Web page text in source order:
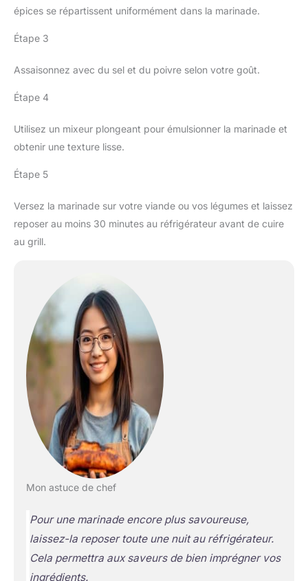
épices se répartissent uniformément dans la marinade.
Étape 3
Assaisonnez avec du sel et du poivre selon votre goût.
Étape 4
Utilisez un mixeur plongeant pour émulsionner la marinade et
obtenir une texture lisse.
Étape 5
Versez la marinade sur votre viande ou vos légumes et laissez
reposer au moins 30 minutes au réfrigérateur avant de cuire
au grill.
Mon astuce de chef
Pour une marinade encore plus savoureuse,
laissez-la reposer toute une nuit au réfrigérateur.
Cela permettra aux saveurs de bien imprégner vos
ingrédients.